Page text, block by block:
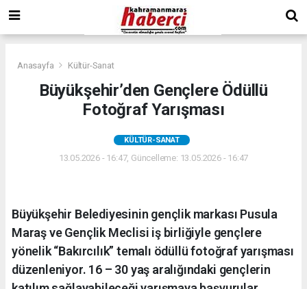
Anasayfa Kültür-Sanat
Büyükşehir’den Gençlere Ödüllü
Fotoğraf Yarışması
KÜLTÜR-SANAT
13.05.2026 - 16:47, Güncelleme: 13.05.2026 - 16:47
Büyükşehir Belediyesinin gençlik markası Pusula
Maraş ve Gençlik Meclisi iş birliğiyle gençlere
yönelik “Bakırcılık” temalı ödüllü fotoğraf yarışması
düzenleniyor. 16 – 30 yaş aralığındaki gençlerin